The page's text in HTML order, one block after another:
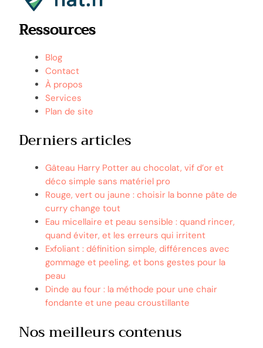
Ressources
Blog
Contact
À propos
Services
Plan de site
Derniers articles
Gâteau Harry Potter au chocolat, vif d’or et
déco simple sans matériel pro
Rouge, vert ou jaune : choisir la bonne pâte de
curry change tout
Eau micellaire et peau sensible : quand rincer,
quand éviter, et les erreurs qui irritent
Exfoliant : définition simple, différences avec
gommage et peeling, et bons gestes pour la
peau
Dinde au four : la méthode pour une chair
fondante et une peau croustillante
Nos meilleurs contenus